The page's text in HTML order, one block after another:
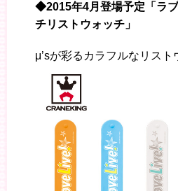
◆2015年4月登場予定「ラ
チリストウォッチ」
μ’sが彩るカラフルなリスト